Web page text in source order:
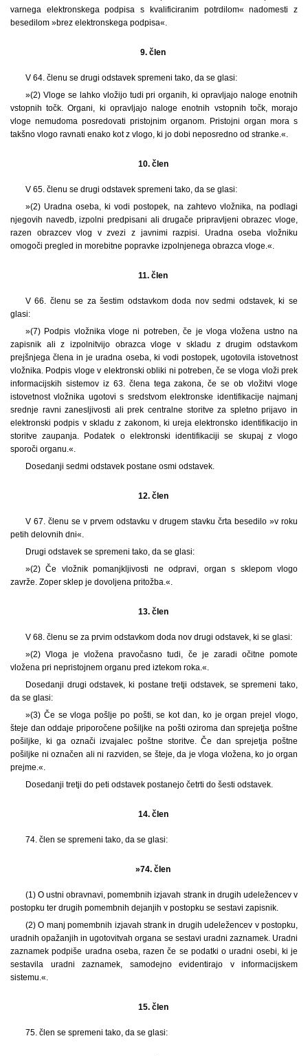
varnega elektronskega podpisa s kvalificiranim potrdilom« nadomesti z
besedilom »brez elektronskega podpisa«.
9. člen
V 64. členu se drugi odstavek spremeni tako, da se glasi:
»(2) Vloge se lahko vložijo tudi pri organih, ki opravljajo naloge enotnih
vstopnih točk. Organi, ki opravljajo naloge enotnih vstopnih točk, morajo
vloge nemudoma posredovati pristojnim organom. Pristojni organ mora s
takšno vlogo ravnati enako kot z vlogo, ki jo dobi neposredno od stranke.«.
10. člen
V 65. členu se drugi odstavek spremeni tako, da se glasi:
»(2) Uradna oseba, ki vodi postopek, na zahtevo vložnika, na podlagi
njegovih navedb, izpolni predpisani ali drugače pripravljeni obrazec vloge,
razen obrazcev vlog v zvezi z javnimi razpisi. Uradna oseba vložniku
omogoči pregled in morebitne popravke izpolnjenega obrazca vloge.«.
11. člen
V 66. členu se za šestim odstavkom doda nov sedmi odstavek, ki se
glasi:
»(7) Podpis vložnika vloge ni potreben, če je vloga vložena ustno na
zapisnik ali z izpolnitvijo obrazca vloge v skladu z drugim odstavkom
prejšnjega člena in je uradna oseba, ki vodi postopek, ugotovila istovetnost
vložnika. Podpis vloge v elektronski obliki ni potreben, če se vloga vloži prek
informacijskih sistemov iz 63. člena tega zakona, če se ob vložitvi vloge
istovetnost vložnika ugotovi s sredstvom elektronske identifikacije najmanj
srednje ravni zanesljivosti ali prek centralne storitve za spletno prijavo in
elektronski podpis v skladu z zakonom, ki ureja elektronsko identifikacijo in
storitve zaupanja. Podatek o elektronski identifikaciji se skupaj z vlogo
sporoči organu.«.
Dosedanji sedmi odstavek postane osmi odstavek.
12. člen
V 67. členu se v prvem odstavku v drugem stavku črta besedilo »v roku
petih delovnih dni«.
Drugi odstavek se spremeni tako, da se glasi:
»(2) Če vložnik pomanjkljivosti ne odpravi, organ s sklepom vlogo
zavrže. Zoper sklep je dovoljena pritožba.«.
13. člen
V 68. členu se za prvim odstavkom doda nov drugi odstavek, ki se glasi:
»(2) Vloga je vložena pravočasno tudi, če je zaradi očitne pomote
vložena pri nepristojnem organu pred iztekom roka.«.
Dosedanji drugi odstavek, ki postane tretji odstavek, se spremeni tako,
da se glasi:
»(3) Če se vloga pošlje po pošti, se kot dan, ko je organ prejel vlogo,
šteje dan oddaje priporočene pošiljke na pošti oziroma dan sprejetja poštne
pošiljke, ki ga označi izvajalec poštne storitve. Če dan sprejetja poštne
pošiljke ni označen ali ni razviden, se šteje, da je vloga vložena, ko jo organ
prejme.«.
Dosedanji tretji do peti odstavek postanejo četrti do šesti odstavek.
14. člen
74. člen se spremeni tako, da se glasi:
»74. člen
(1) O ustni obravnavi, pomembnih izjavah strank in drugih udeležencev v
postopku ter drugih pomembnih dejanjih v postopku se sestavi zapisnik.
(2) O manj pomembnih izjavah strank in drugih udeležencev v postopku,
uradnih opažanjih in ugotovitvah organa se sestavi uradni zaznamek. Uradni
zaznamek podpiše uradna oseba, razen če se podatki o uradni osebi, ki je
sestavila uradni zaznamek, samodejno evidentirajo v informacijskem
sistemu.«.
15. člen
75. člen se spremeni tako, da se glasi: